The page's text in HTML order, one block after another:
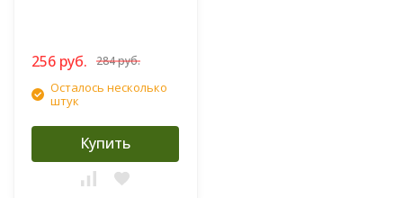
256 руб. 284 руб.
Осталось несколько
штук
Купить